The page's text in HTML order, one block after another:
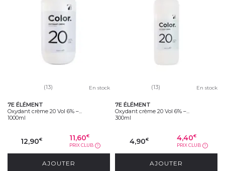
(13) En stock
7E ÉLÉMENT
Oxydant crème 20 Vol 6% –...
1000ml
12,90€ 11,60€
PRIX CLUB ?
AJOUTER
(13) En stock
7E ÉLÉMENT
Oxydant crème 20 Vol 6% –...
300ml
4,90€ 4,40€
PRIX CLUB ?
AJOUTER